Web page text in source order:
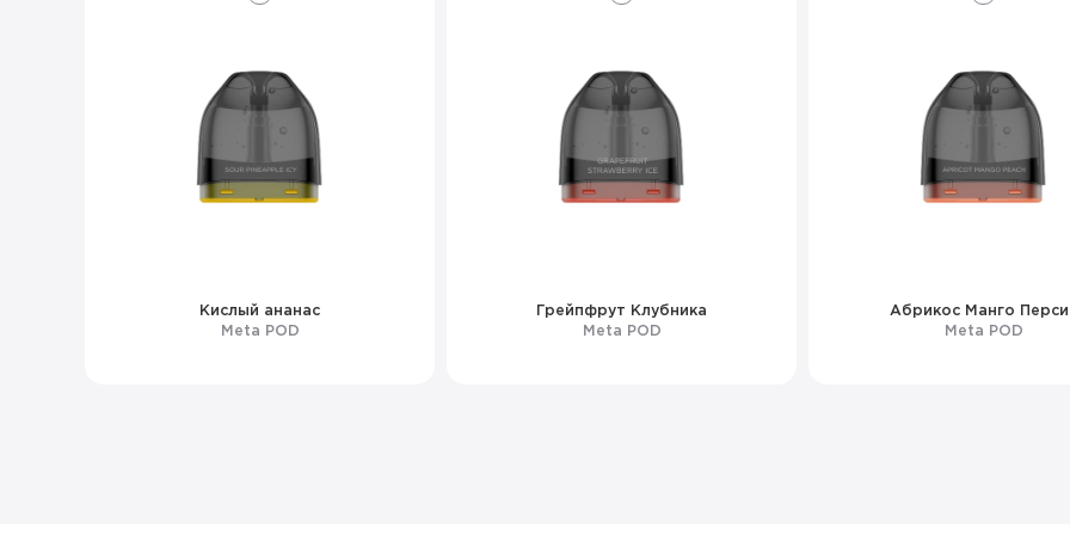
Кислый ананас
Meta POD
Грейпфрут Клубника
Meta POD
Абрикос Манго
Meta POD